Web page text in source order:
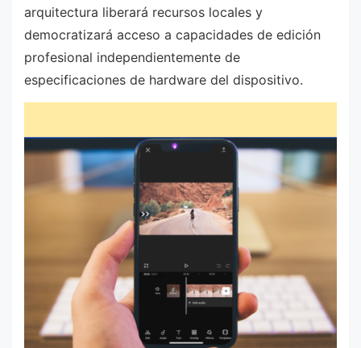
arquitectura liberará recursos locales y
democratizará acceso a capacidades de edición
profesional independientemente de
especificaciones de hardware del dispositivo.